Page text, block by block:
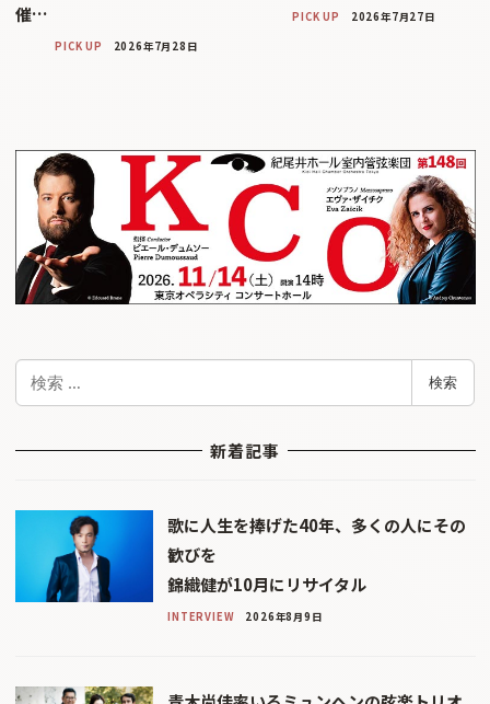
催…
PICK UP 2026年7月28日
PICK UP 2026年7月27日
検
検索
新着記事
歌に人生を捧げた40年、多くの人にその
歓びを
錦織健が10月にリサイタル
INTERVIEW 2026年8月9日